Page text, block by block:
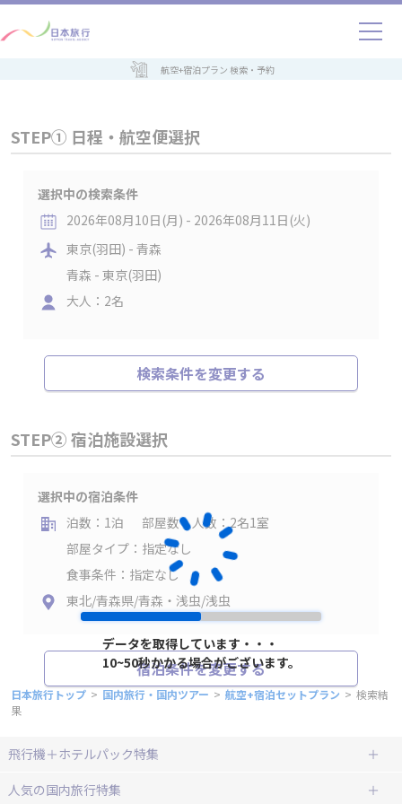
航空+宿泊プラン 検索・予約
データを取得しています・・・
10~50秒かかる場合がございます。
STEP① 日程・航空便選択
選択中の検索条件
2026年08月10日(月) - 2026年08月11日(火)
東京(羽田) - 青森
青森 - 東京(羽田)
大人：2名
検索条件を変更する
STEP② 宿泊施設選択
選択中の宿泊条件
泊数：1泊
部屋数・人数：2名1室
部屋タイプ：指定なし
食事条件：指定なし
東北/青森県/青森・浅虫/浅虫
宿泊条件を変更する
日本旅行トップ > 国内旅行・国内ツアー > 航空+宿泊セットプラン > 検索結
果
飛行機＋ホテルパック特集
赤い風船ダイナミックパッケージ
ＪＡＬで行く飛行機+ホテルパック
人気の国内旅行特集